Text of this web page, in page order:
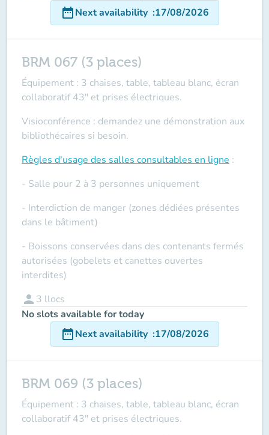
date_rangeNext availability :17/08/2026
BRM 067 (3 places)
Équipement : 3 chaises, table, tableau blanc, écran
collaboratif 43" et prises électriques.
Visioconférence : demandez une démonstration aux
bibliothécaires si besoin.
Règles d'usage des salles consultables en ligne :
- Salle pour 2 à 3 personnes uniquement
- Interdiction de manger (zones dédiées présentes
dans le bâtiment)
- Boissons conservées dans des contenants fermés
autorisées (gobelets et canettes ouvertes
interdites)
person 3 llocs
No slots available for today
date_rangeNext availability :17/08/2026
BRM 069 (3 places)
Équipement : 3 chaises, table, tableau blanc, écran
collaboratif 43" et prises électriques.